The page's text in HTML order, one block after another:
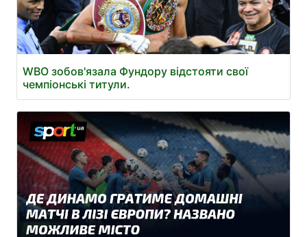
WBO зобов'язала Фундору відстояти свої
чемпіонські титули.